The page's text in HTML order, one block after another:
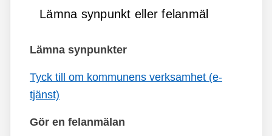
Lämna synpunkt eller felanmäl
Lämna synpunkter
Tyck till om kommunens verksamhet (e-
tjänst)
Gör en felanmälan